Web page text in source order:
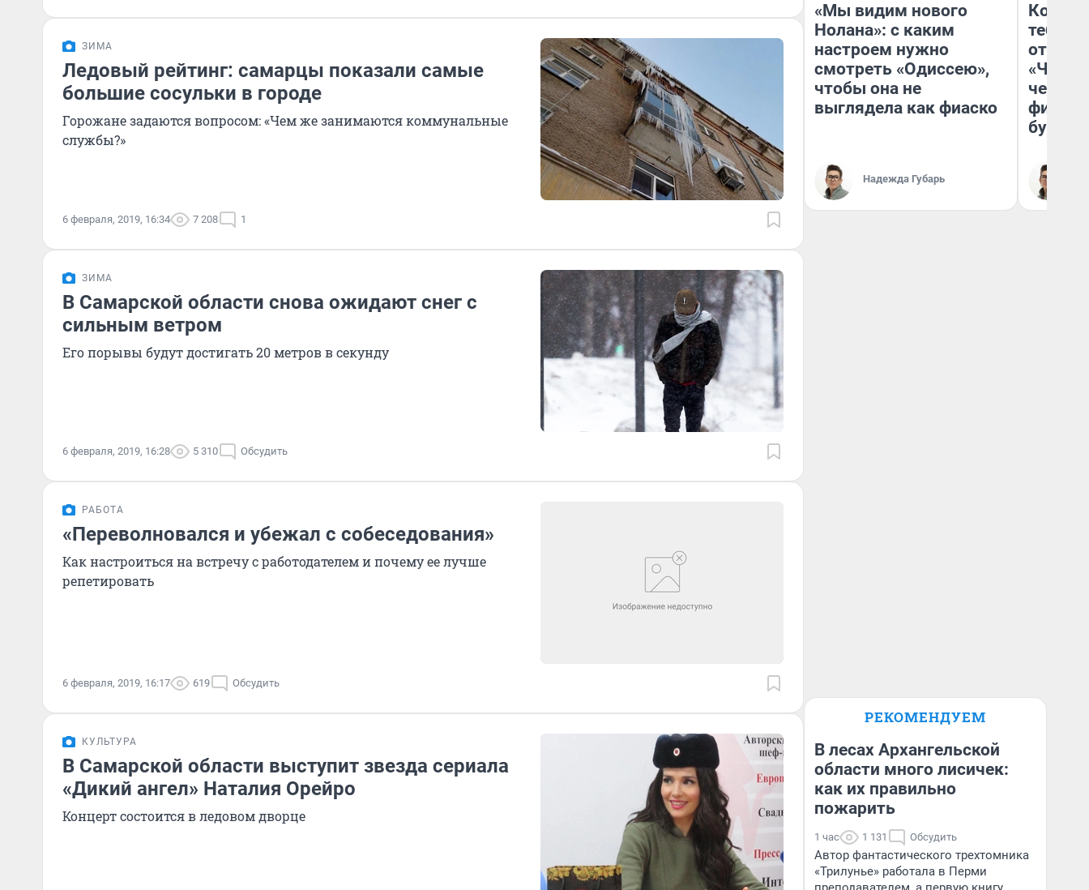
ЗИМА
Ледовый рейтинг: самарцы показали самые
большие сосульки в городе
Горожане задаются вопросом: «Чем же занимаются коммунальные
службы?»
6 февраля, 2019, 16:34 7 208 1
ЗИМА
В Самарской области снова ожидают снег с
сильным ветром
Его порывы будут достигать 20 метров в секунду
6 февраля, 2019, 16:28 5 310 Обсудить
РАБОТА
«Переволновался и убежал с собеседования»
Как настроиться на встречу с работодателем и почему ее лучше
репетировать
6 февраля, 2019, 16:17 619 Обсудить
КУЛЬТУРА
В Самарской области выступит звезда сериала
«Дикий ангел» Наталия Орейро
Концерт состоится в ледовом дворце
«Мы видим нового
Нолана»: с каким
настроем нужно
смотреть «Одиссею»,
чтобы она не
выглядела как фиаско
Надежда Губарь
тебя
булку»
РЕКОМЕНДУЕМ
В лесах Архангельской
области много лисичек:
как их правильно
пожарить
1 час 1 131 Обсудить
Автор фантастического трехтомника
«Трилунье» работала в Перми